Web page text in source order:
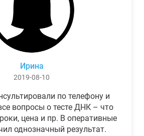
Ирина
2019-08-10
по телефону и
вопросы о тесте ДНК – что
цена и пр. В оперативные
однозначный результат.